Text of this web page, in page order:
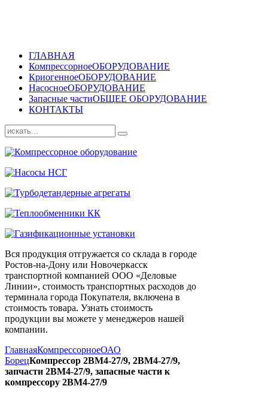
ГЛАВНАЯ
КомпрессорноеОБОРУДОВАНИЕ
КриогенноеОБОРУДОВАНИЕ
НасосноеОБОРУДОВАНИЕ
Запасные частиОБЩЕЕ ОБОРУДОВАНИЕ
КОНТАКТЫ
Вся продукция отгружается со склада в городе
Ростов-на-Дону или Новочеркасск
транспортной компанией ООО «Деловые
Линии», стоимость транспортных расходов до
терминала города Покупателя, включена в
стоимость товара. Узнать стоимость
продукции вы можете у менеджеров нашей
компании.
ГлавнаяКомпрессорноеОАО
БорецКомпрессор 2ВМ4-27/9, 2ВМ4-27/9,
запчасти 2ВМ4-27/9, запасные части к
компрессору 2ВМ4-27/9